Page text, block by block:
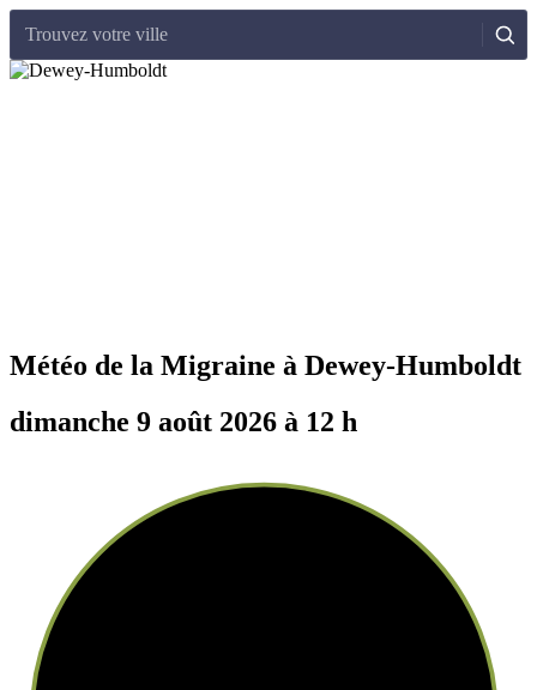
Trouvez votre ville
Météo de la Migraine à Dewey-Humboldt
dimanche 9 août 2026 à 12 h